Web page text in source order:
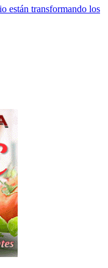
están transformando los